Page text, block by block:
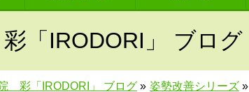
「IRODORI」 ブログ
彩「IRODORI」 ブログ » 姿勢改善シリーズ »